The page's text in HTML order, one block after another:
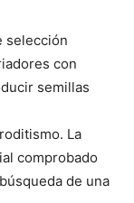
selección
con
semillas
La
comprobado
de una